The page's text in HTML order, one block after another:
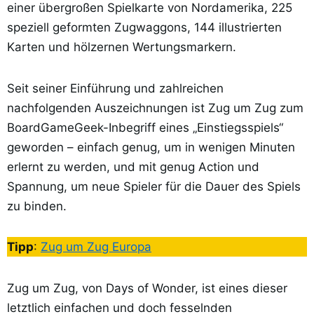
einer übergroßen Spielkarte von Nordamerika, 225
speziell geformten Zugwaggons, 144 illustrierten
Karten und hölzernen Wertungsmarkern.
Seit seiner Einführung und zahlreichen
nachfolgenden Auszeichnungen ist Zug um Zug zum
BoardGameGeek-Inbegriff eines „Einstiegsspiels“
geworden – einfach genug, um in wenigen Minuten
erlernt zu werden, und mit genug Action und
Spannung, um neue Spieler für die Dauer des Spiels
zu binden.
Tipp: Zug um Zug Europa
Zug um Zug, von Days of Wonder, ist eines dieser
letztlich einfachen und doch fesselnden